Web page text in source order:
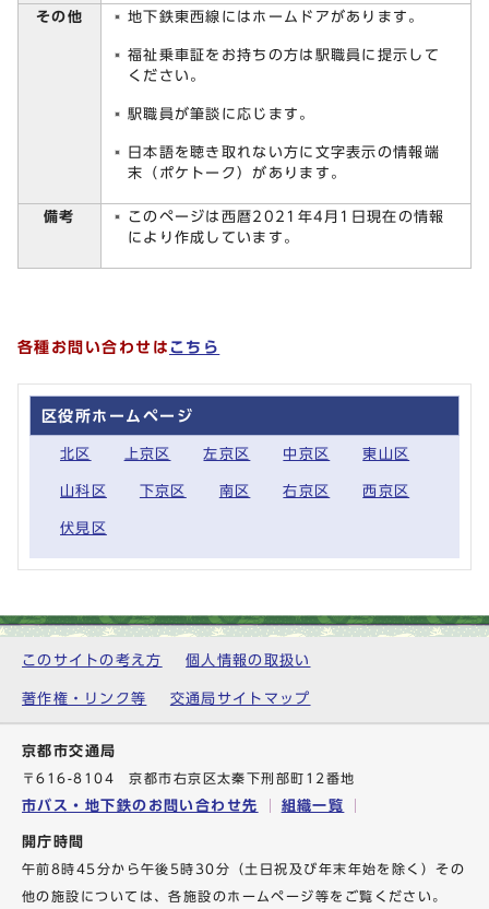
その他 地下鉄東西線にはホームドアがあります。
福祉乗車証をお持ちの方は駅職員に提示して
ください。
駅職員が筆談に応じます。
日本語を聴き取れない方に文字表示の情報端
末（ポケトーク）があります。
備考
このページは西暦2021年4月1日現在の情報
により作成しています。
各種お問い合わせは こちら
区役所ホームページ
北区 上京区 左京区 中京区 東山区
山科区 下京区 南区 右京区 西京区
伏見区
このサイトの考え方 個人情報の取扱い
著作権・リンク等 交通局サイトマップ
京都市交通局
〒616-8104 京都市右京区太秦下刑部町12番地
市バス・地下鉄のお問い合わせ先 組織一覧
開庁時間
午前8時45分から午後5時30分（土日祝及び年末年始を除く）その
他の施設については、各施設のホームページ等をご覧ください。